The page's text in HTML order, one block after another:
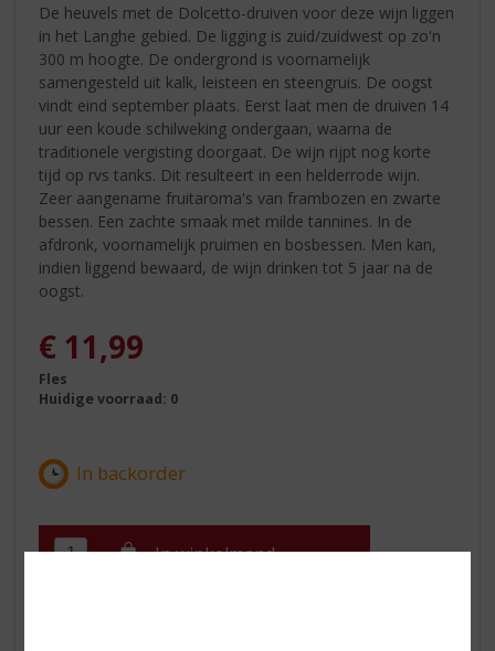
De heuvels met de Dolcetto-druiven voor deze wijn liggen
in het Langhe gebied. De ligging is zuid/zuidwest op zo'n
300 m hoogte. De ondergrond is voornamelijk
samengesteld uit kalk, leisteen en steengruis. De oogst
vindt eind september plaats. Eerst laat men de druiven 14
uur een koude schilweking ondergaan, waarna de
traditionele vergisting doorgaat. De wijn rijpt nog korte
tijd op rvs tanks. Dit resulteert in een helderrode wijn.
Zeer aangename fruitaroma's van frambozen en zwarte
bessen. Een zachte smaak met milde tannines. In de
afdronk, voornamelijk pruimen en bosbessen. Men kan,
indien liggend bewaard, de wijn drinken tot 5 jaar na de
oogst.
€ 11,99
Fles
Huidige voorraad: 0
In winkelmand